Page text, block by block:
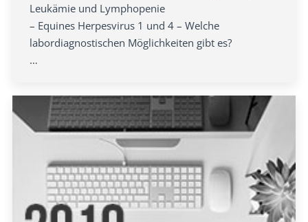
Leukämie und Lymphopenie
– Equines Herpesvirus 1 und 4 – Welche
labordiagnostischen Möglichkeiten gibt es?
…